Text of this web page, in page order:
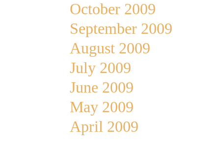
October 2009
September 2009
August 2009
July 2009
June 2009
May 2009
April 2009